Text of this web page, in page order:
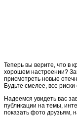
Теперь вы верите, что в
хорошем настроении?
присмотреть новые
Будьте смелее, все
Надеемся увидеть вас
публикации на темы,
показать фото друзьям,